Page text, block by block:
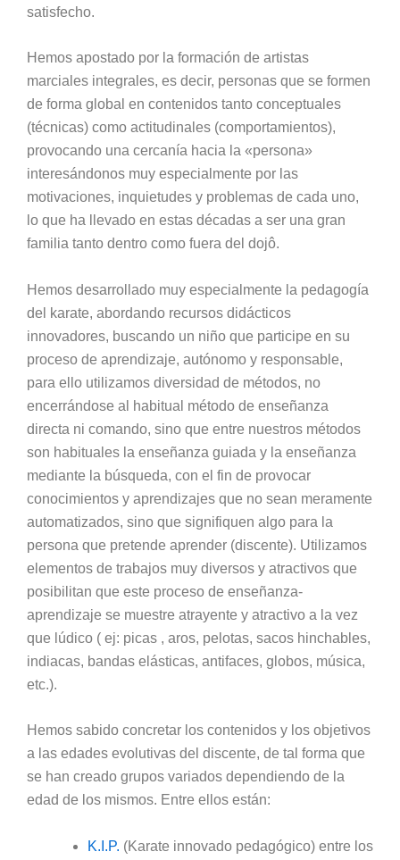
satisfecho.
Hemos apostado por la formación de artistas
marciales integrales, es decir, personas que se formen
de forma global en contenidos tanto conceptuales
(técnicas) como actitudinales (comportamientos),
provocando una cercanía hacia la «persona»
interesándonos muy especialmente por las
motivaciones, inquietudes y problemas de cada uno,
lo que ha llevado en estas décadas a ser una gran
familia tanto dentro como fuera del dojô.
Hemos desarrollado muy especialmente la pedagogía
del karate, abordando recursos didácticos
innovadores, buscando un niño que participe en su
proceso de aprendizaje, autónomo y responsable,
para ello utilizamos diversidad de métodos, no
encerrándose al habitual método de enseñanza
directa ni comando, sino que entre nuestros métodos
son habituales la enseñanza guiada y la enseñanza
mediante la búsqueda, con el fin de provocar
conocimientos y aprendizajes que no sean meramente
automatizados, sino que signifiquen algo para la
persona que pretende aprender (discente). Utilizamos
elementos de trabajos muy diversos y atractivos que
posibilitan que este proceso de enseñanza-
aprendizaje se muestre atrayente y atractivo a la vez
que lúdico ( ej: picas , aros, pelotas, sacos hinchables,
indiacas, bandas elásticas, antifaces, globos, música,
etc.).
Hemos sabido concretar los contenidos y los objetivos
a las edades evolutivas del discente, de tal forma que
se han creado grupos variados dependiendo de la
edad de los mismos. Entre ellos están:
K.I.P. (Karate innovado pedagógico) entre los